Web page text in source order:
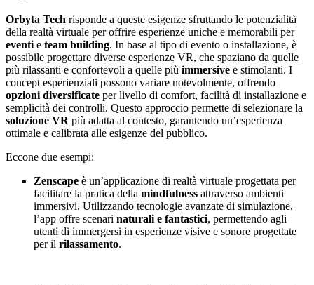
Orbyta Tech risponde a queste esigenze sfruttando le potenzialità
della realtà virtuale per offrire esperienze uniche e memorabili per
eventie team building. In base al tipo di evento o installazione, è
possibile progettare diverse esperienze VR, che spaziano da quelle
più rilassanti e confortevoli a quelle più immersive e stimolanti. I
concept esperienziali possono variare notevolmente, offrendo
opzioni diversificate per livello di comfort, facilità di installazione e
semplicità dei controlli. Questo approccio permette di selezionare la
soluzione VR più adatta al contesto, garantendo un’esperienza
ottimale e calibrata alle esigenze del pubblico.
Eccone due esempi:
Zenscape è un’applicazione di realtà virtuale progettata per
facilitare la pratica della mindfulness attraverso ambienti
immersivi. Utilizzando tecnologie avanzate di simulazione,
l’app offre scenari naturali e fantastici, permettendo agli
utenti di immergersi in esperienze visive e sonore progettate
per il rilassamento.